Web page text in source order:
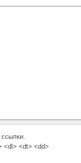
ссылки.
<dl> <dt> <dd>